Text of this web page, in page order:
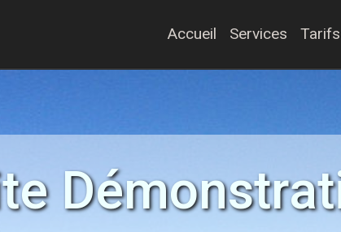
Accueil Services Tarifs